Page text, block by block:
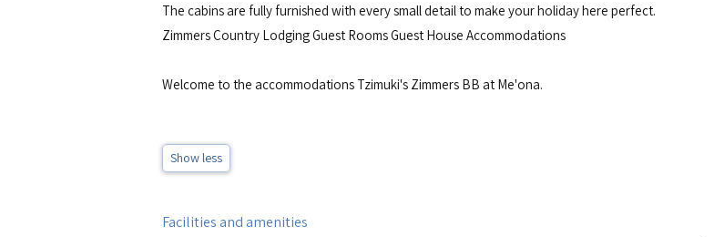
The cabins are fully furnished with every small detail to make your holiday here perfect.
Zimmers Country Lodging Guest Rooms Guest House Accommodations
Welcome to the accommodations Tzimuki's Zimmers BB at Me'ona.
Show less
Facilities and amenities